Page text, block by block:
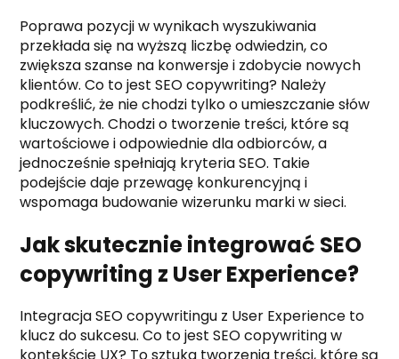
Poprawa pozycji w wynikach wyszukiwania
przekłada się na wyższą liczbę odwiedzin, co
zwiększa szanse na konwersje i zdobycie nowych
klientów. Co to jest SEO copywriting? Należy
podkreślić, że nie chodzi tylko o umieszczanie słów
kluczowych. Chodzi o tworzenie treści, które są
wartościowe i odpowiednie dla odbiorców, a
jednocześnie spełniają kryteria SEO. Takie
podejście daje przewagę konkurencyjną i
wspomaga budowanie wizerunku marki w sieci.
Jak skutecznie integrować SEO
copywriting z User Experience?
Integracja SEO copywritingu z User Experience to
klucz do sukcesu. Co to jest SEO copywriting w
kontekście UX? To sztuka tworzenia treści, które są